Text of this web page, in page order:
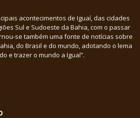
acontecimentos de Iguaí, das cidades
Sul e Sudoeste da Bahia, com o passar
se também uma fonte de notícias sobre
do Brasil e do mundo, adotando o lema
e trazer o mundo a Iguaí”.